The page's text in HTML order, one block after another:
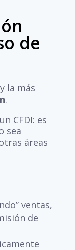
de
la más
.
CFDI: es
sea
áreas
ventas,
de